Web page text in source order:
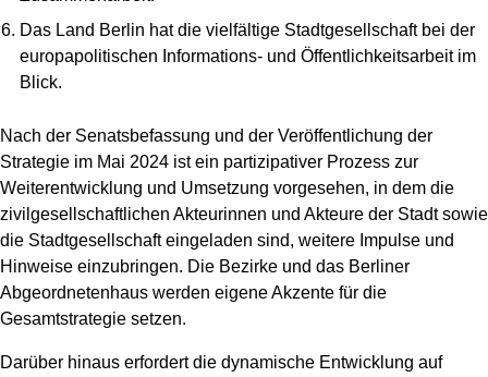
Das Land Berlin hat die vielfältige Stadtgesellschaft bei der
europapolitischen Informations- und Öffentlichkeitsarbeit im
Blick.
Nach der Senatsbefassung und der Veröffentlichung der
Strategie im Mai 2024 ist ein partizipativer Prozess zur
Weiterentwicklung und Umsetzung vorgesehen, in dem die
zivilgesellschaftlichen Akteurinnen und Akteure der Stadt sowie
die Stadtgesellschaft eingeladen sind, weitere Impulse und
Hinweise einzubringen. Die Bezirke und das Berliner
Abgeordnetenhaus werden eigene Akzente für die
Gesamtstrategie setzen.
Darüber hinaus erfordert die dynamische Entwicklung auf